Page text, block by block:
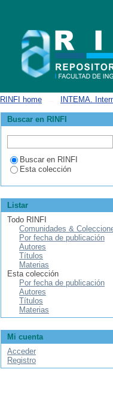
RINFI home
INTEMA.
Buscar en RINFI
Buscar en RINFI
Esta colección
Listar
Todo RINFI
Comunidades &
Por fecha de publicación
Autores
Títulos
Materias
Esta colección
Por fecha de publicación
Autores
Títulos
Materias
Mi cuenta
Acceder
Registro